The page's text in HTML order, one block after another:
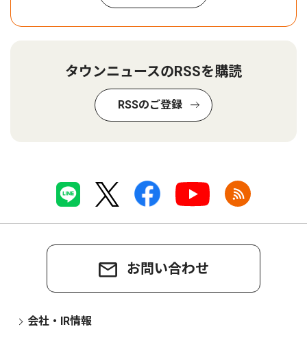
タウンニュースのRSSを購読
RSSのご登録
お問い合わせ
会社・IR情報